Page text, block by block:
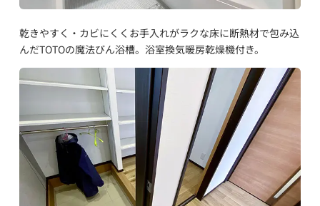
乾きやすく・カビにくくお手入れがラクな床に断熱材で包み込
んだTOTOの魔法びん浴槽。浴室換気暖房乾燥機付き。